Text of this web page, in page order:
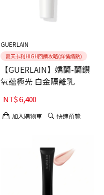
GUERLAIN
夏天卡利HIGH回饋攻略(詳情請點)
【GUERLAIN】嬌蘭-蘭鑽
氧蘊極光 白金隔離乳
NT$6,400
加入購物車 快速預覽